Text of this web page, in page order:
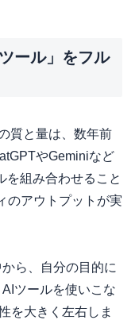
ール」をフル
質と量は、数年前
やGeminiなど
を組み合わせること
のアウトプットが実
ら、自分の目的に
ツールを使いこな
を大きく左右しま